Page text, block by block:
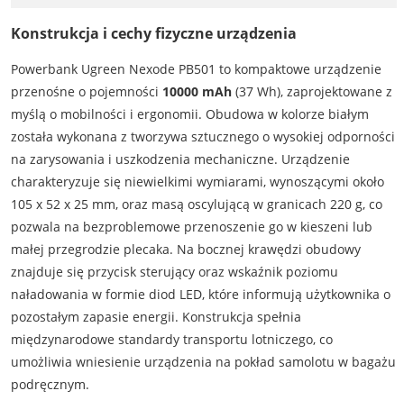
Konstrukcja i cechy fizyczne urządzenia
Powerbank Ugreen Nexode PB501 to kompaktowe urządzenie
przenośne o pojemności 10000 mAh(37 Wh), zaprojektowane z
myślą o mobilności i ergonomii. Obudowa w kolorze białym
została wykonana z tworzywa sztucznego o wysokiej odporności
na zarysowania i uszkodzenia mechaniczne. Urządzenie
charakteryzuje się niewielkimi wymiarami, wynoszącymi około
105 x 52 x 25 mm, oraz masą oscylującą w granicach 220 g, co
pozwala na bezproblemowe przenoszenie go w kieszeni lub
małej przegrodzie plecaka. Na bocznej krawędzi obudowy
znajduje się przycisk sterujący oraz wskaźnik poziomu
naładowania w formie diod LED, które informują użytkownika o
pozostałym zapasie energii. Konstrukcja spełnia
międzynarodowe standardy transportu lotniczego, co
umożliwia wniesienie urządzenia na pokład samolotu w bagażu
podręcznym.